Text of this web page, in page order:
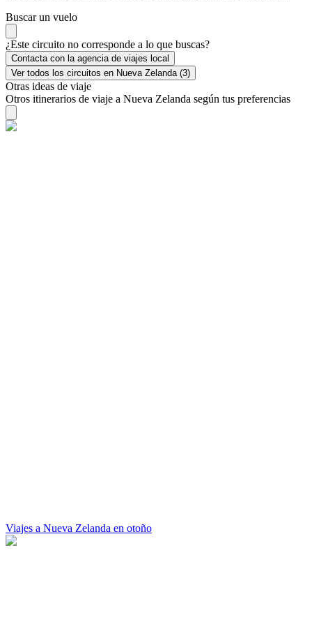
Buscar un vuelo
¿Este circuito no corresponde a lo que buscas?
Contacta con la agencia de viajes local
Ver todos los circuitos en Nueva Zelanda (3)
Otras ideas de viaje
Otros itinerarios de viaje a Nueva Zelanda según tus preferencias
Viajes a Nueva Zelanda en otoño